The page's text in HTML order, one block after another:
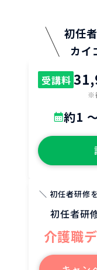
初任
カイ
受講料
※
約1
＼ 初任者研修を
初任者研
介護職